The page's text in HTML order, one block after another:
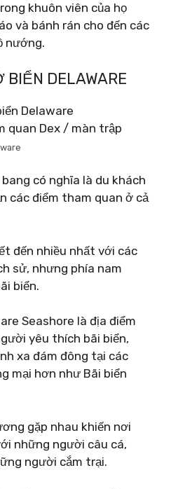
khuôn viên của họ
và bánh rán cho đến các
nướng.
BIỂN DELAWARE
quan Dex / màn trập
có nghĩa là du khách
các điểm tham quan ở cả
đến nhiều nhất với các
sử, nhưng phía nam
biển.
Seashore là địa điểm
yêu thích bãi biển,
xa đám đông tại các
mại hơn như Bãi biển
gặp nhau khiến nơi
những người câu cá,
người cắm trại.